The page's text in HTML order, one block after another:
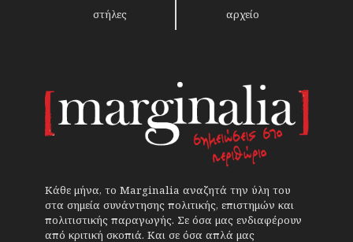
στήλες αρχείο
Κάθε μήνα, το Marginalia αναζητά την ύλη του
στα σημεία συνάντησης πολιτικής, επιστημών και
πολιτιστικής παραγωγής. Σε όσα μας ενδιαφέρουν
από κριτική σκοπιά. Και σε όσα απλά μας